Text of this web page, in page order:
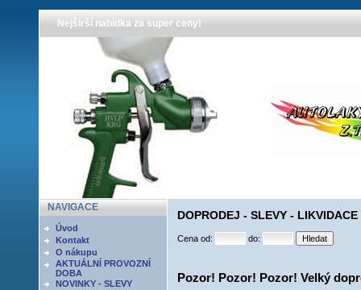
Nejširší nabídka za super ceny!
NAVIGACE
Úvod
Kontakt
O nákupu
AKTUÁLNÍ PROVOZNÍ
DOBA
NOVINKY - SLEVY
DOPRODEJ - SLEVY -
Cena od: do:
Pozor! Pozor! Pozor! Velký